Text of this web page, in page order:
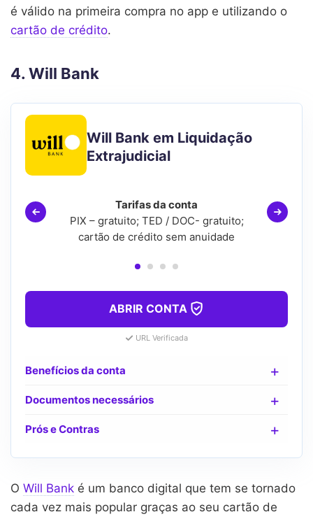
é válido na primeira compra no app e utilizando o
cartão de crédito.
4. Will Bank
Will Bank em Liquidação
Extrajudicial
Tarifas da conta
PIX – gratuito; TED / DOC- gratuito;
cartão de crédito sem anuidade
ABRIR CONTA
URL Verificada
Benefícios da conta
Documentos necessários
Prós e Contras
O Will Bank é um banco digital que tem se tornado
cada vez mais popular graças ao seu cartão de